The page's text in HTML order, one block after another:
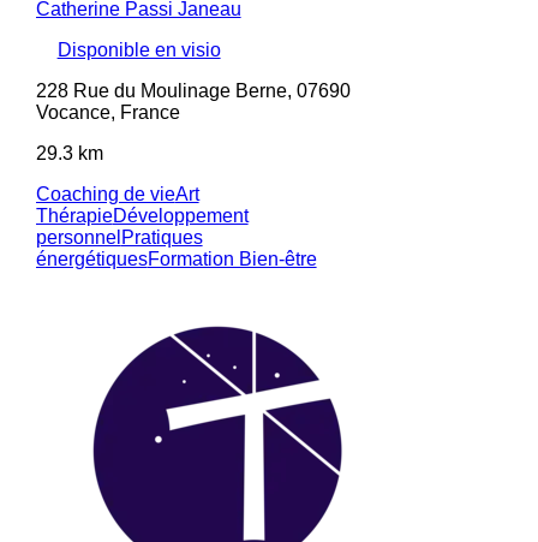
Catherine Passi Janeau
Disponible en visio
228 Rue du Moulinage Berne, 07690
Vocance, France
29.3 km
Coaching de vieArt
ThérapieDéveloppement
personnel Pratiques
énergétiquesFormation Bien-être